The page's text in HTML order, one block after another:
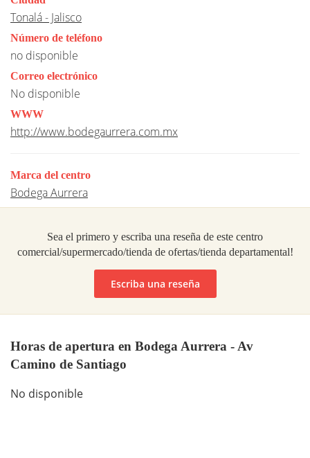
Tonalá - Jalisco
Número de teléfono
no disponible
Correo electrónico
No disponible
WWW
http://www.bodegaurrera.com.mx
Marca del centro
Bodega Aurrera
Sea el primero y escriba una reseña de este centro
comercial/supermercado/tienda de ofertas/tienda departamental!
Escriba una reseña
Horas de apertura en Bodega Aurrera - Av
Camino de Santiago
No disponible